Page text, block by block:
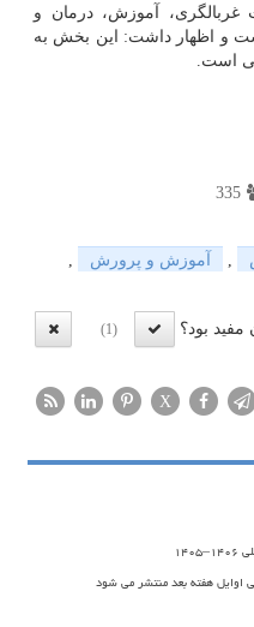
آموزش، درمان و
و اظهار داشت: این بخش به
است.
335
, آموزش و پرورش
,
بود؟
(1)
X
اوایل هفته بعد منتشر می شود